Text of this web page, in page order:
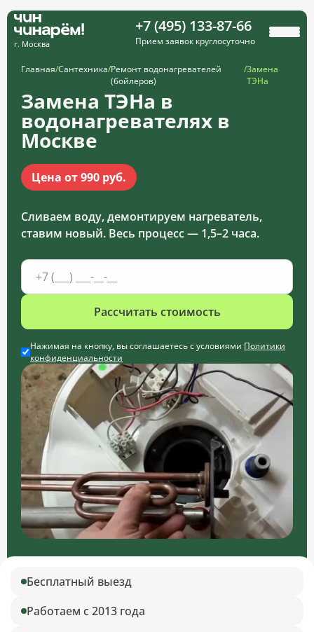
г. Москва
+7 (495) 133-87-66
Прием заявок круглосуточно
Главная/Сантехника/Ремонт водонагревателей
(бойлеров)
/Замена
ТЭНа
Замена ТЭНа в
водонагревателях в
Москве
Цена от 990 руб.
Сливаем воду, демонтируем нагреватель,
ставим новый. Весь процесс — 1,5–2 часа.
Рассчитать стоимость
Нажимая на кнопку, вы соглашаетесь с условиями Политики
конфиденциальности
Бесплатный выезд
Работаем с 2013 года